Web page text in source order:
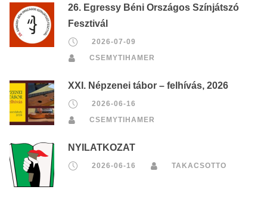
26. Egressy Béni Országos Színjátszó
Fesztivál
2026-07-09
CSEMYTIHAMER
XXI. Népzenei tábor – felhívás, 2026
2026-06-16
CSEMYTIHAMER
NYILATKOZAT
2026-06-16 TAKACSOTTO